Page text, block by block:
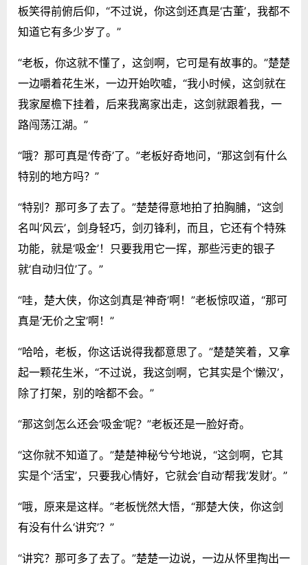
板笑得前俯后仰，“不过说，你这剑还真是‘古董’，我都不
知道它有多少岁了。”
“老板，你这就不懂了，这剑啊，它可是有故事的。”楚楚
一边嚼着花生米，一边开始吹嘘，“我小时候，这剑就在
我家屋檐下挂着，后来我离家出走，这剑就跟着我，一
路闯荡江湖。”
“哦？那可真是‘传奇’了。”老板好奇地问，“那这剑有什么
特别的地方吗？”
“特别？那可多了去了。”楚楚得意地拍了拍胸脯，“这剑
名叫‘风云’，剑身轻巧，剑刃锋利，而且，它还有个特殊
功能，就是‘吸金’！只要我用它一挥，那些污吏的银子
就‘自动归位’了。”
“哇，楚大侠，你这剑真是‘神奇’啊！”老板惊叹道，“那可
真是‘无价之宝’啊！”
“哈哈，老板，你这话说得我都意思了。”楚楚笑着，又拿
起一颗花生米，“不过说，我这剑啊，它其实是个‘懒汉’，
除了打架，别的啥都不会。”
“那这剑怎么还会‘吸金’呢？”老板还是一脸好奇。
“这你就不知道了。”楚楚神秘兮兮地说，“这剑啊，它其
实是个‘活宝’，只要我心情好，它就会‘自动’帮我‘发财’。”
“哦，原来是这样。”老板恍然大悟，“那楚大侠，你这剑
有没有什么‘讲究’？”
“讲究？那可多了去了。”楚楚一边说，一边从怀里掏出一